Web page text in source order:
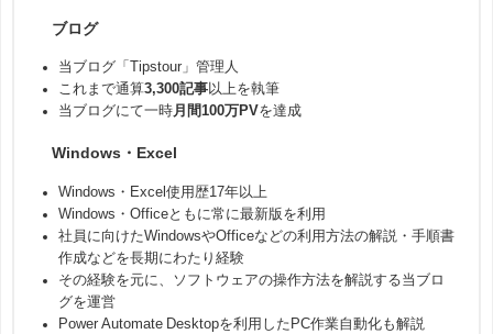
ブログ
当ブログ「Tipstour」管理人
これまで通算3,300記事以上を執筆
当ブログにて一時月間100万PVを達成
Windows・Excel
Windows・Excel使用歴17年以上
Windows・Officeともに常に最新版を利用
社員に向けたWindowsやOfficeなどの利用方法の解説・手順書
作成などを長期にわたり経験
その経験を元に、ソフトウェアの操作方法を解説する当ブロ
グを運営
Power Automate Desktopを利用したPC作業自動化も解説